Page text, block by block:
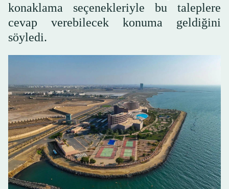
konaklama seçenekleriyle bu taleplere
cevap verebilecek konuma geldiğini
söyledi.